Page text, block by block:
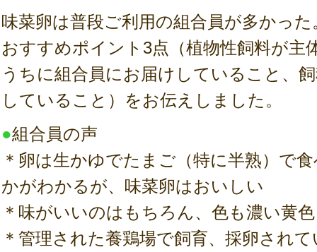
味菜卵は普段ご利用の組合員が多かった
おすすめポイント3点（植物性飼料が主
うちに組合員にお届けしていること、
していること）をお伝えしました。
●組合員の声
＊卵は生かゆでたまご（特に半熟）で
かがわかるが、味菜卵はおいしい
＊味がいいのはもちろん、色も濃い黄色
＊管理された養鶏場で飼育、採卵され